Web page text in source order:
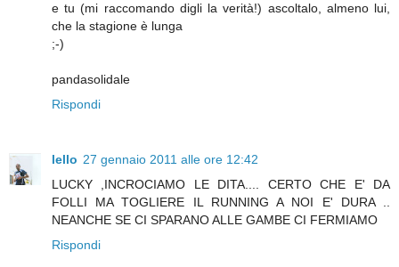
e tu (mi raccomando digli la verità!) ascoltalo, almeno lui,
che la stagione è lunga
;-)
pandasolidale
Rispondi
lello 27 gennaio 2011 alle ore 12:42
LUCKY ,INCROCIAMO LE DITA.... CERTO CHE E' DA
FOLLI MA TOGLIERE IL RUNNING A NOI E' DURA ..
NEANCHE SE CI SPARANO ALLE GAMBE CI FERMIAMO
Rispondi